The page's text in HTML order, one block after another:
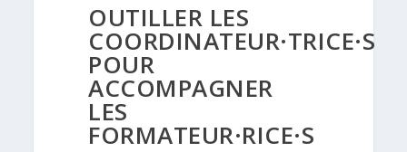
OUTILLER LES
COORDINATEUR·TRICE·S
POUR
ACCOMPAGNER
LES
FORMATEUR·RICE·S